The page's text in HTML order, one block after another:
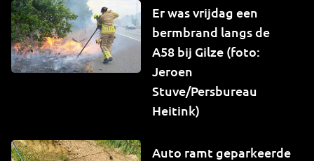
Er was vrijdag een
bermbrand langs de
A58 bij Gilze (foto:
Jeroen
Stuve/Persbureau
Heitink)
Auto ramt geparkeerde